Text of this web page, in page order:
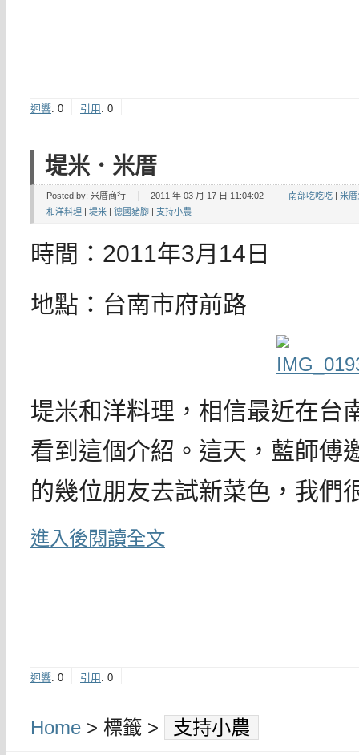
迴響: 0 引用 : 0
堤米．米厝
Posted by: 米厝商行 2011 年 03 月 17 日 11:04:02 南部吃吃吃
米厝
和洋料理 | 堤米 | 德國豬腳 | 支持小農
時間：2011年3月14日
地點：台南市府前路
堤米和洋料理，相信最近在台
看到這個介紹。這天，藍師傅
的幾位朋友去試新菜色，我們
進入後閱讀全文
迴響: 0 引用 : 0
Home > 標籤 > 支持小農